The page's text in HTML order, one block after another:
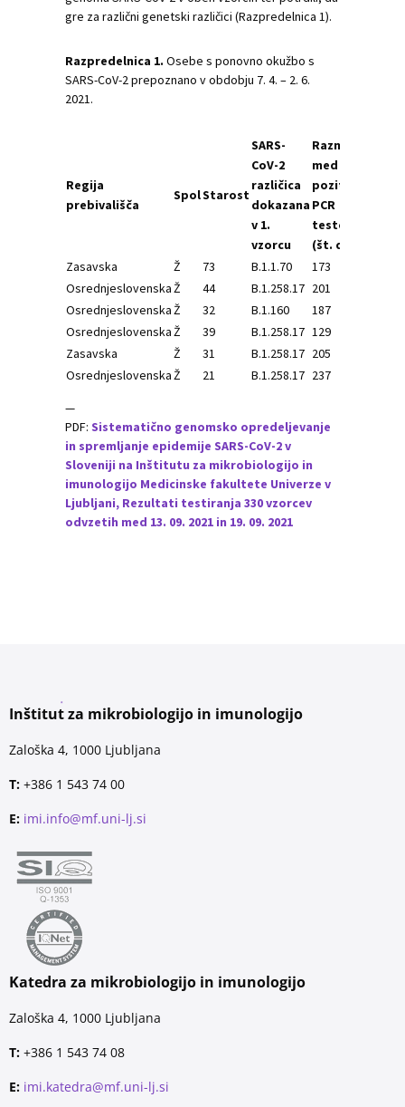
gre za različni genetski različici (Razpredelnica 1).
Razpredelnica 1. Osebe s ponovno okužbo s
SARS-CoV-2 prepoznano v obdobju 7. 4. – 2. 6.
2021.
Regija
prebivališča
SpolStarost
SARS-
CoV-2
različica
dokazana
v 1.
vzorcu
Razmak
med
pozitivnima
PCR
testoma
(št. dni)
Zasavska
Ž 73 B.1.1.70 173
OsrednjeslovenskaŽ 44 B.1.258.17 201
OsrednjeslovenskaŽ 32 B.1.160 187
OsrednjeslovenskaŽ 39 B.1.258.17 129
Zasavska
Ž 31 B.1.258.17 205
OsrednjeslovenskaŽ 21 B.1.258.17 237
—
PDF: Sistematično genomsko opredeljevanje
in spremljanje epidemije SARS-CoV-2 v
Sloveniji na Inštitutu za mikrobiologijo in
imunologijo Medicinske fakultete Univerze v
Ljubljani, Rezultati testiranja 330 vzorcev
odvzetih med 13. 09. 2021 in 19. 09. 2021
Inštitut za mikrobiologijo in imunologijo
Zaloška 4, 1000 Ljubljana
T: +386 1 543 74 00
E: imi.info@mf.uni-lj.si
Katedra za mikrobiologijo in imunologijo
Zaloška 4, 1000 Ljubljana
T: +386 1 543 74 08
E: imi.katedra@mf.uni-lj.si